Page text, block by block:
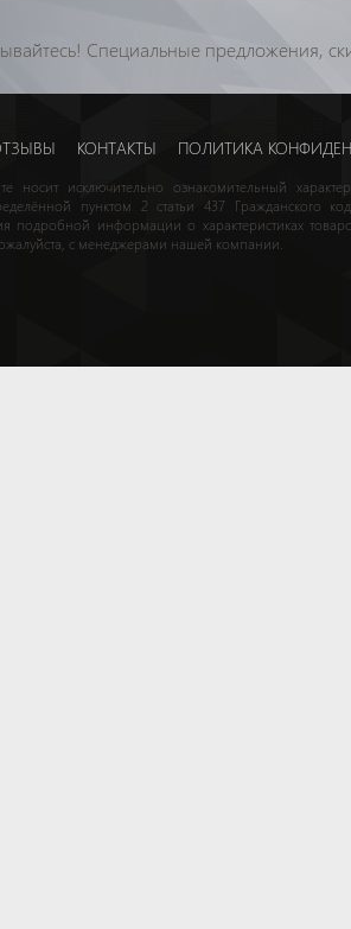
Специальные предложения,
КОНТАКТЫ ПОЛИТИКА
носит исключительно ознакомительный
пунктом 2 статьи 437 Гражданского
подробной информации о характеристиках
с менеджерами нашей компании.